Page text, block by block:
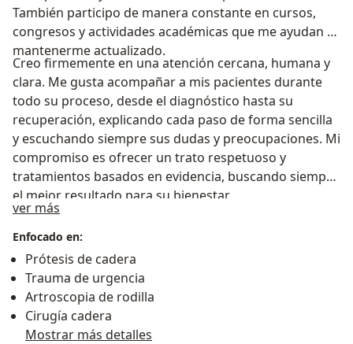
También participo de manera constante en cursos,
congresos y actividades académicas que me ayudan a
mantenerme actualizado.
Creo firmemente en una atención cercana, humana y
clara. Me gusta acompañar a mis pacientes durante
todo su proceso, desde el diagnóstico hasta su
recuperación, explicando cada paso de forma sencilla
y escuchando siempre sus dudas y preocupaciones. Mi
compromiso es ofrecer un trato respetuoso y
tratamientos basados en evidencia, buscando siempre
el mejor resultado para su bienestar.
ver más
Enfocado en:
Prótesis de cadera
Trauma de urgencia
Artroscopia de rodilla
Cirugía cadera
Mostrar más detalles